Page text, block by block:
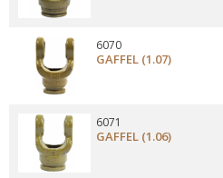
GAFFEL (1.07)
6070
GAFFEL (1.06)
6071